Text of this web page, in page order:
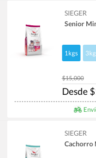
SIEGER
Senior
1kgs
$15,000
Desde
SIEGER
Cachorro